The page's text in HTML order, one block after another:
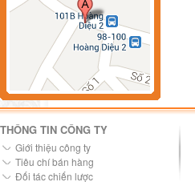
THÔNG TIN CÔNG TY
Giới thiệu công ty
Tiêu chí bán hàng
Đối tác chiến lược